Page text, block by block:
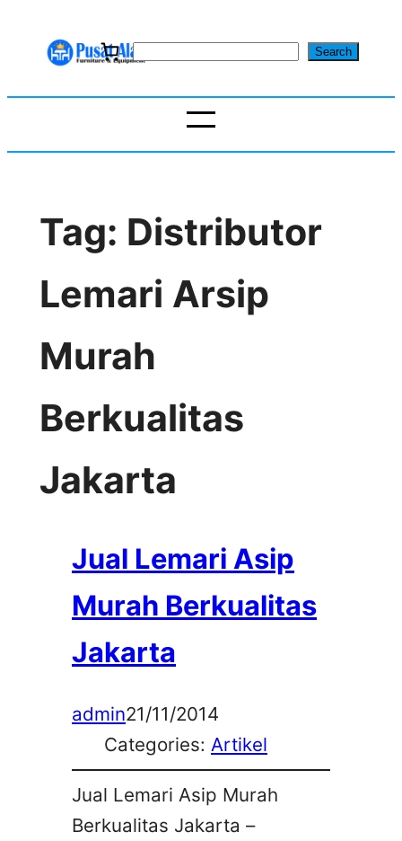
S
r
Search
Tag: Distributor
Lemari Arsip
Murah
Berkualitas
Jakarta
Jual Lemari Asip
Murah Berkualitas
Jakarta
admin21/11/2014
Categories: Artikel
Jual Lemari Asip Murah
Berkualitas Jakarta –